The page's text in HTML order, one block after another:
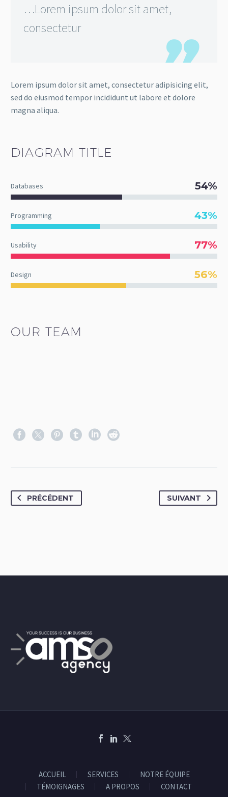
…Lorem ipsum dolor sit amet,
consectetur
Lorem ipsum dolor sit amet, consectetur adipisicing elit,
sed do eiusmod tempor incididunt ut labore et dolore
magna aliqua.
DIAGRAM TITLE
Databases 54%
Programming 43%
Usability 77%
Design 56%
OUR TEAM
PRÉCÉDENT SUIVANT
ACCUEIL SERVICES
NOTRE ÉQUIPE
TÉMOIGNAGES
A PROPOS CONTACT